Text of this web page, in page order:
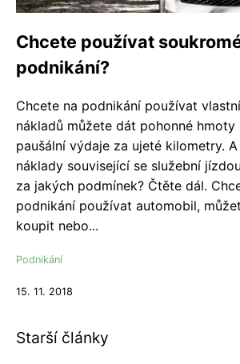
Chcete používat
podnikání?
Chcete na podnikání používat
nákladů můžete dát pohonné hmoty
paušální výdaje za ujeté kilometry.
náklady související se služební
za jakých podmínek? Čtěte dál.
podnikání používat automobil,
koupit nebo...
Podnikání
15. 11. 2018
Starší články